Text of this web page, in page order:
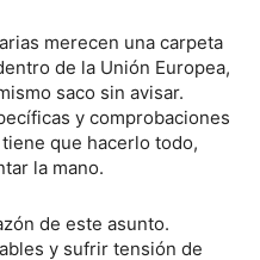
merecen una carpeta
de la Unión Europea,
saco sin avisar.
y comprobaciones
que hacerlo todo,
la mano.
de este asunto.
y sufrir tensión de